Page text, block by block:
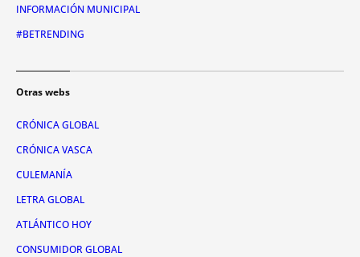
INFORMACIÓN MUNICIPAL
#BETRENDING
Otras webs
CRÓNICA GLOBAL
CRÓNICA VASCA
CULEMANÍA
LETRA GLOBAL
ATLÁNTICO HOY
CONSUMIDOR GLOBAL